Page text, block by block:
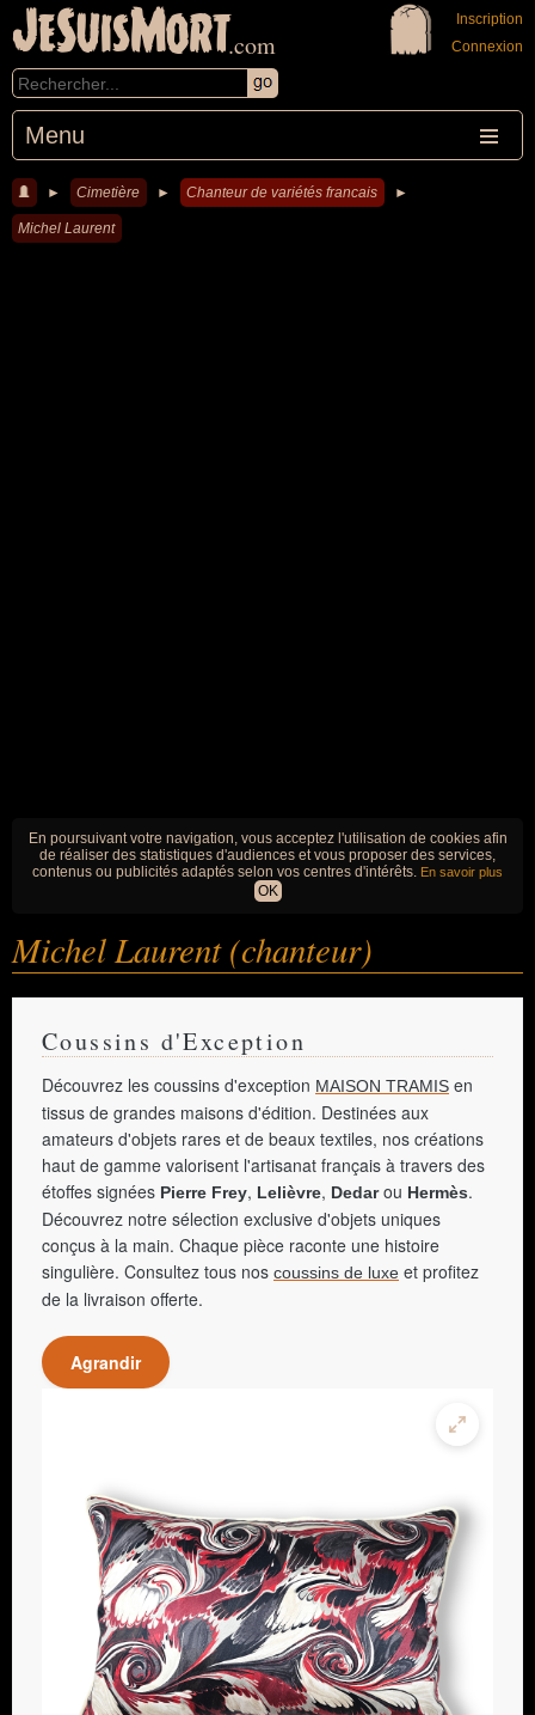
JeSuisMort.com
Menu
Inscription
Connexion
► Cimetière ► Chanteur de variétés francais ►
Michel Laurent
En poursuivant votre navigation, vous acceptez l'utilisation de cookies afin
de réaliser des statistiques d'audiences et vous proposer des services,
contenus ou publicités adaptés selon vos centres d'intérêts. En savoir plus
OK
Michel Laurent (chanteur)
Coussins d'Exception
Découvrez les coussins d'exception MAISON TRAMIS en
tissus de grandes maisons d'édition. Destinées aux
amateurs d'objets rares et de beaux textiles, nos créations
haut de gamme valorisent l'artisanat français à travers des
étoffes signées Pierre Frey, Lelièvre, Dedarou Hermès.
Découvrez notre sélection exclusive d'objets uniques
conçus à la main. Chaque pièce raconte une histoire
singulière. Consultez tous nos coussins de luxe et profitez
de la livraison offerte.
Agrandir